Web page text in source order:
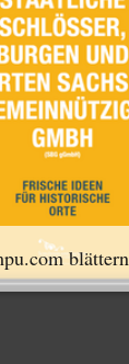
blättern